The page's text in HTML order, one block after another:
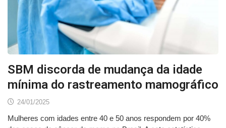
SBM discorda de mudança da idade
mínima do rastreamento mamográfico
24/01/2025
Mulheres com idades entre 40 e 50 anos respondem por 40%